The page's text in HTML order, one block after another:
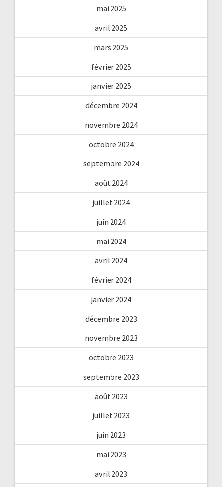
mai 2025
avril 2025
mars 2025
février 2025
janvier 2025
décembre 2024
novembre 2024
octobre 2024
septembre 2024
août 2024
juillet 2024
juin 2024
mai 2024
avril 2024
février 2024
janvier 2024
décembre 2023
novembre 2023
octobre 2023
septembre 2023
août 2023
juillet 2023
juin 2023
mai 2023
avril 2023